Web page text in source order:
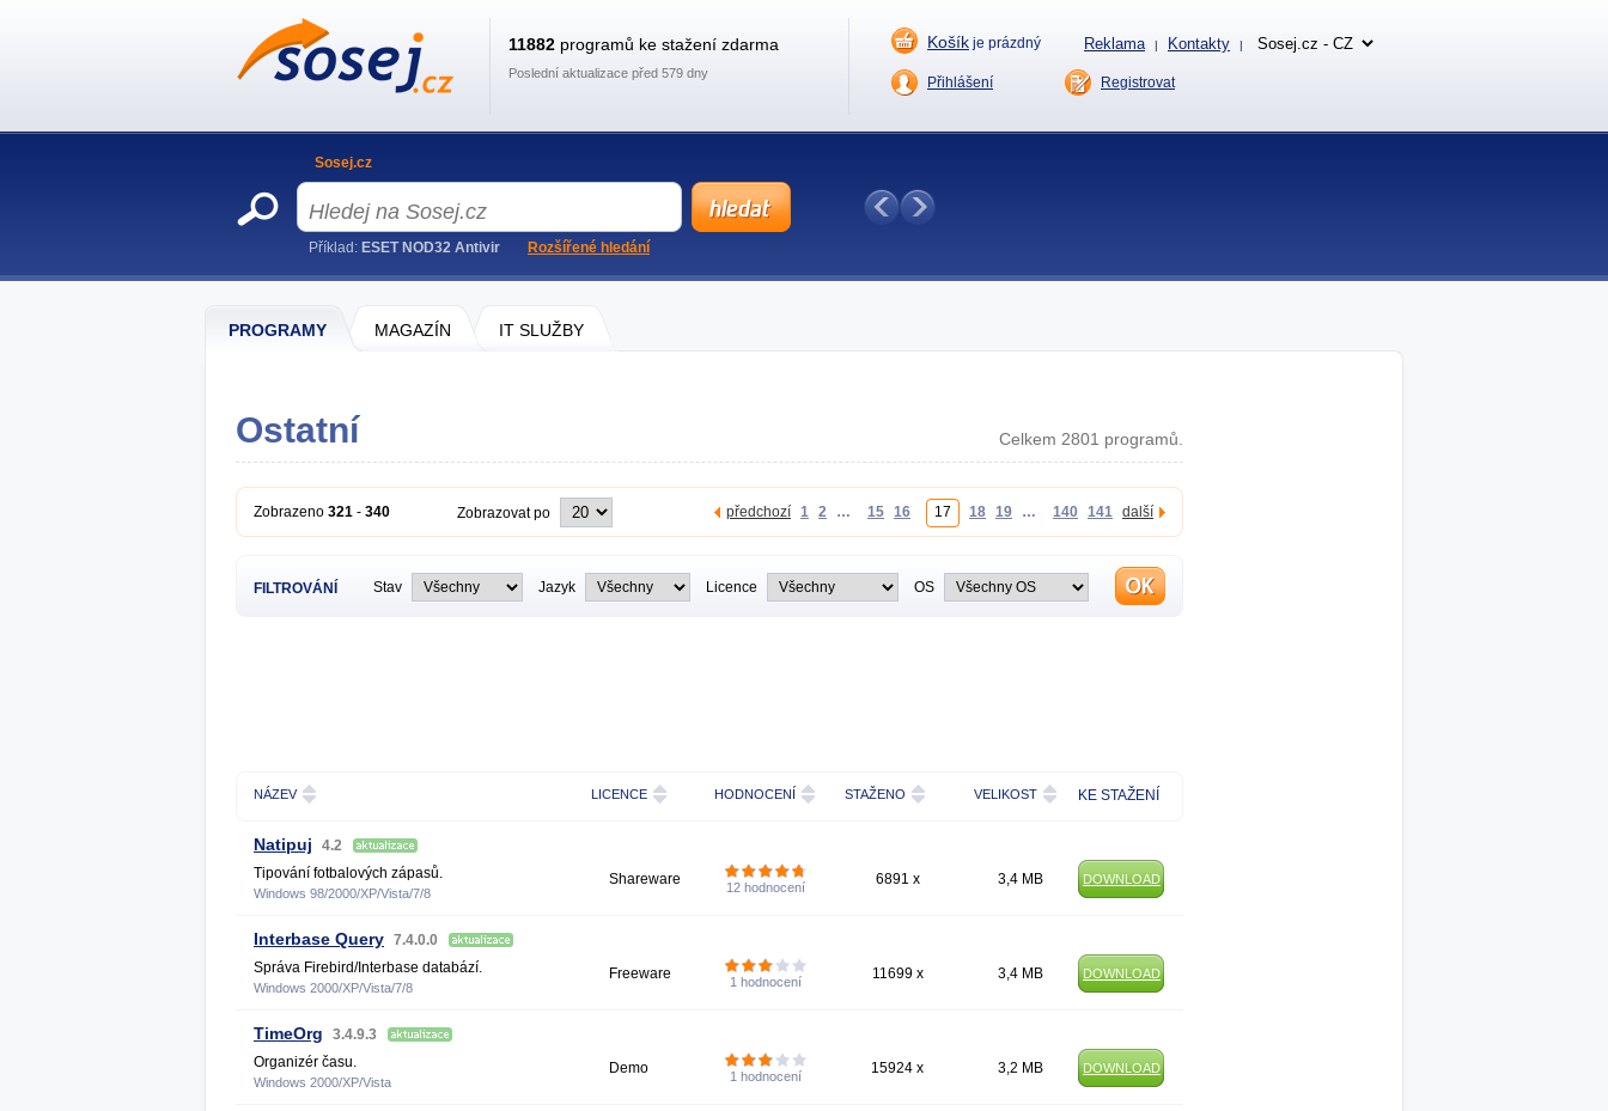
PROGRAMY MAGAZÍN IT SLUŽBY
Ostatní Celkem 2801 programů.
Zobrazeno 321 - 340 Zobrazovat po předchozí 1 2 … 15 16 17 18 19 … 140 141 další
FILTROVÁNÍ Stav Jazyk Licence OS
NÁZEV LICENCE HODNOCENÍ STAŽENO VELIKOST KE STAŽENÍ
Natipuj
4.2
Tipování fotbalových zápasů.
Windows 98/2000/XP/Vista/7/8
Shareware 12 hodnocení 6891 x 3,4 MB DOWNLOAD
Interbase Query 7.4.0.0
Správa Firebird/Interbase databází.
Windows 2000/XP/Vista/7/8
Freeware 1 hodnocení 11699 x 3,4 MB DOWNLOAD
TimeOrg
3.4.9.3
Organizér času.
Windows 2000/XP/Vista
Demo 1 hodnocení 15924 x 3,2 MB DOWNLOAD
11882 programů ke stažení zdarma
Poslední aktualizace před 579 dny
Košík je prázdný Reklama | Kontakty |
Přihlášení Registrovat
Sosej.cz
Příklad: ESET NOD32 Antivir Rozšířené hledání